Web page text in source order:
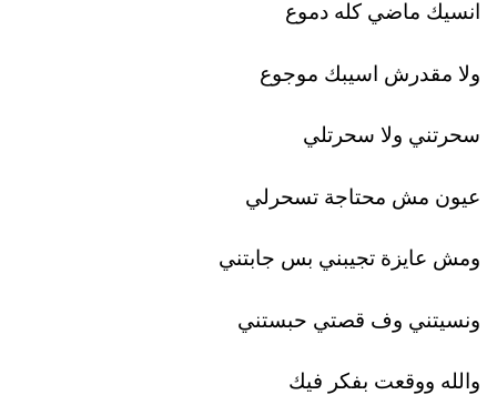
انسيك ماضي كله دموع
ولا مقدرش اسيبك موجوع
سحرتني ولا سحرتلي
عيون مش محتاجة تسحرلي
ومش عايزة تجيبني بس جابتني
ونسيتني وف قصتي حبستني
والله ووقعت بفكر فيك